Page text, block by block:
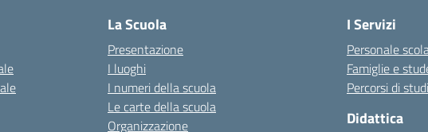
La Scuola
Presentazione
I luoghi
I numeri della scuola
Le carte della scuola
Organizzazione
I Servizi
Personale
Famiglie e
Percorsi di
Didattica